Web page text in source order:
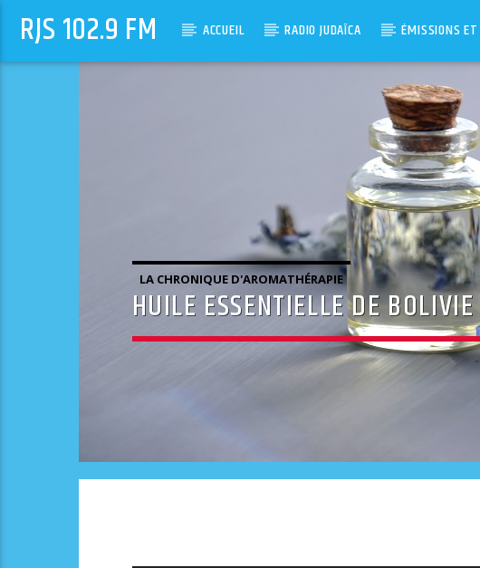
RJS 102.9 FM ACCUEIL RADIO JUDAÏCA ÉMISSIONS
LA CHRONIQUE D'AROMATHÉRAPIE
HUILE ESSENTIELLE DE